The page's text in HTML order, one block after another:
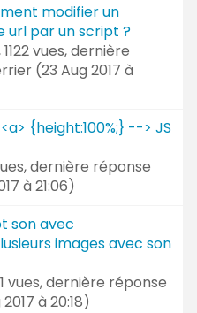
modifier un
url par un script ?
1122 vues, dernière
(23 Aug 2017 à
{height:100%;} --> JS
dernière réponse
à 21:06)
son avec
images avec son
vues, dernière réponse
à 20:18)